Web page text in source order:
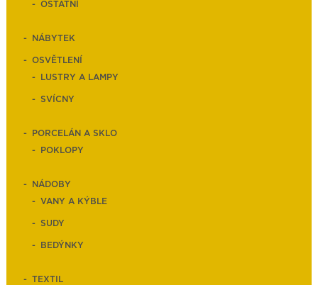
OSTATNÍ
NÁBYTEK
OSVĚTLENÍ
LUSTRY A LAMPY
SVÍCNY
PORCELÁN A SKLO
POKLOPY
NÁDOBY
VANY A KÝBLE
SUDY
BEDÝNKY
TEXTIL